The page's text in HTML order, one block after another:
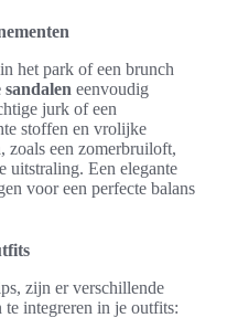
het park of een brunch
sandalen eenvoudig
jurk of een
stoffen en vrolijke
, zoals een zomerbruiloft,
uitstraling. Een elegante
voor een perfecte balans
zijn er verschillende
te integreren in je outfits: